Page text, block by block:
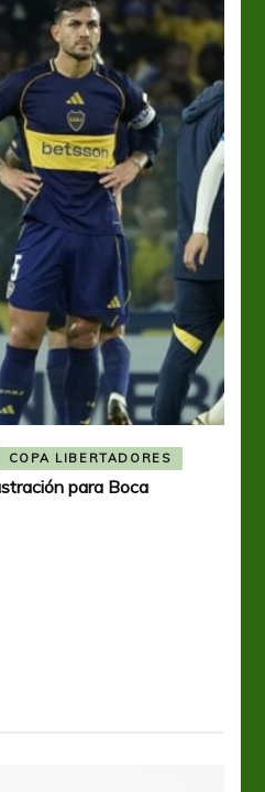
COPA LIBERTADORES
para Boca